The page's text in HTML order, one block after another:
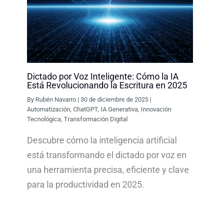
Dictado por Voz Inteligente: Cómo la IA
Está Revolucionando la Escritura en 2025
By Rubén Navarro |30 de diciembre de 2025 |
Automatización ,ChatGPT, IA Generativa Innovación
Tecnológica ,Transformación Digital
Descubre cómo la inteligencia artificial
está transformando el dictado por voz en
una herramienta precisa, eficiente y clave
para la productividad en 2025.